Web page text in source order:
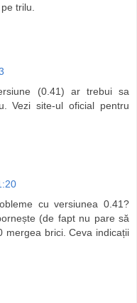
trilu.
(0.41) ar trebui sa
Vezi site-ul oficial pentru
cu versiunea 0.41?
(de fapt nu pare să
mergea brici. Ceva indicații